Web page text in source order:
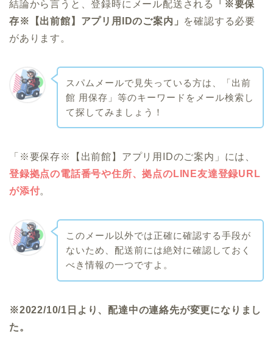
結論から言うと、登録時にメール配送される
「※要保
存※【出前館】アプリ用IDのご案内」 を確認する必要
があります。
スパムメールで見失っている方は、「出前
館 用保存」等のキーワードをメール検索し
て探してみましょう！
「※要保存※【出前館】アプリ用IDのご案内」には、
登録拠点の電話番号や住所、拠点のLINE友達登録URL
が添付。
このメール以外では正確に確認する手段が
ないため、配送前には絶対に確認しておく
べき情報の一つですよ。
※2022/10/1日より、配達中の連絡先が変更になりまし
た。